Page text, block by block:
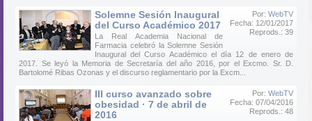
Por: WebTV
Fecha: 12/01/2017
Reprods.: 39
Solemne Sesión Inaugural
del Curso Académico 2017
La Real Academia Nacional de
Farmacia celebró la Solemne Sesión
Inaugural del Curso Académico el día 12 de enero de
2017. Se leyó la Memoria de Secretaría del año 2016, por el Excmo. Sr. D.
Bartolomé Ribas Ozonas y el discurso reglamentario por la Excm...
Por: WebTV
Fecha: 07/04/2016
Reprods.: 48
III curso avanzado sobre
obesidad · 7 de abril de
2016